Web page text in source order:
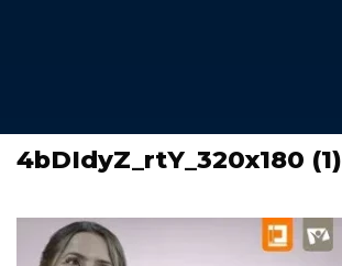
4bDIdyZ_rtY_320x180 (1)